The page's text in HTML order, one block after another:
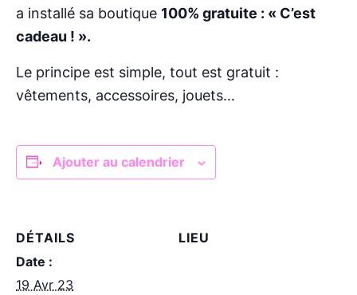
a installé sa boutique 100% gratuite : « C’est
cadeau ! ».
Le principe est simple, tout est gratuit :
vêtements, accessoires, jouets…
Ajouter au calendrier
DÉTAILS
Date :
19 Avr 23
LIEU